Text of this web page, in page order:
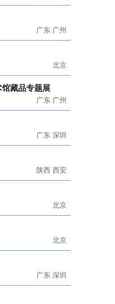
广东 广州
北京
藏品专题展
广东 广州
广东 深圳
陕西 西安
北京
北京
广东 深圳